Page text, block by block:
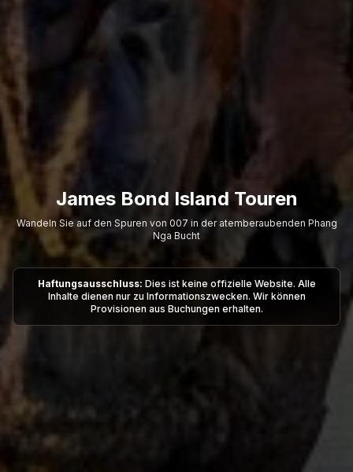
James Bond Island Touren
Wandeln Sie auf den Spuren von 007 in der atemberaubenden Phang
Nga Bucht
Haftungsausschluss: Dies ist keine offizielle Website. Alle
Inhalte dienen nur zu Informationszwecken. Wir können
Provisionen aus Buchungen erhalten.